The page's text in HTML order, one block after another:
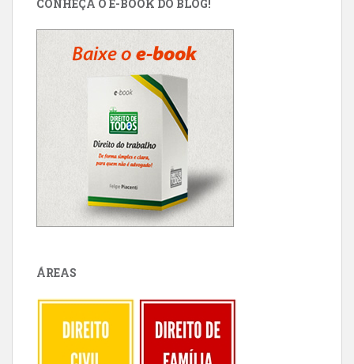
CONHEÇA O E-BOOK DO BLOG!
ÁREAS